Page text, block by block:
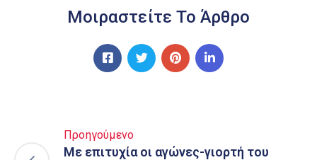
Μοιραστείτε Το Άρθρο
Προηγούμενο
Με επιτυχία οι αγώνες-γιορτή του